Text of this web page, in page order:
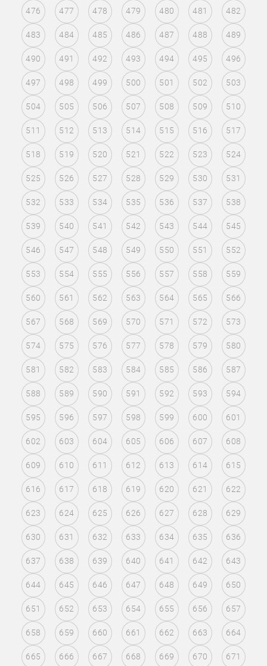
476 477 478 479 480 481 482
483 484 485 486 487 488 489
490 491 492 493 494 495 496
497 498 499 500 501 502 503
504 505 506 507 508 509 510
511 512 513 514 515 516 517
518 519 520 521 522 523 524
525 526 527 528 529 530 531
532 533 534 535 536 537 538
539 540 541 542 543 544 545
546 547 548 549 550 551 552
553 554 555 556 557 558 559
560 561 562 563 564 565 566
567 568 569 570 571 572 573
574 575 576 577 578 579 580
581 582 583 584 585 586 587
588 589 590 591 592 593 594
595 596 597 598 599 600 601
602 603 604 605 606 607 608
609 610 611 612 613 614 615
616 617 618 619 620 621 622
623 624 625 626 627 628 629
630 631 632 633 634 635 636
637 638 639 640 641 642 643
644 645 646 647 648 649 650
651 652 653 654 655 656 657
658 659 660 661 662 663 664
665 666 667 668 669 670 671